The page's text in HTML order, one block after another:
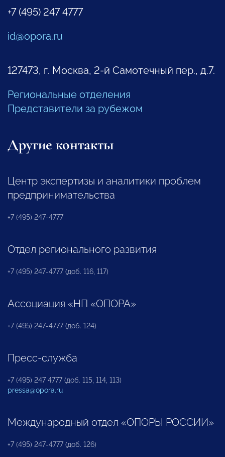
+7 (495) 247 4777
id@opora.ru
127473, г. Москва, 2-й Самотечный пер., д.7.
Региональные отделения
Представители за рубежом
Другие контакты
Центр экспертизы и аналитики проблем
предпринимательства
+7 (495) 247-4777
Отдел регионального развития
+7 (495) 247-4777 (доб. 116, 117)
Ассоциация «НП «ОПОРА»
+7 (495) 247-4777 (доб. 124)
Пресс-служба
+7 (495) 247 4777 (доб. 115, 114, 113)
pressa@opora.ru
Международный отдел «ОПОРЫ РОССИИ»
+7 (495) 247-4777 (доб. 126)